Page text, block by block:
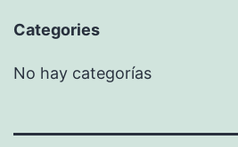
Categories
No hay categorías